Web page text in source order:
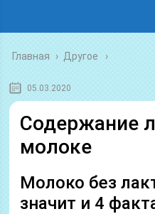
Главная › Другое
05.03.2020
Содержание
молоке
Молоко без
значит и 4